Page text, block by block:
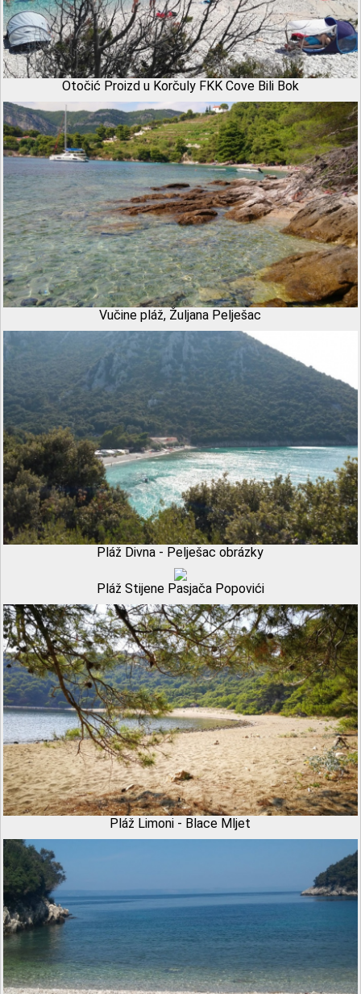
Otočić Proizd u Korčuly FKK Cove Bili Bok
Vučine pláž, Žuljana Pelješac
Pláž Divna - Pelješac obrázky
Pláž Stijene Pasjača Popovići
Pláž Limoni - Blace Mljet